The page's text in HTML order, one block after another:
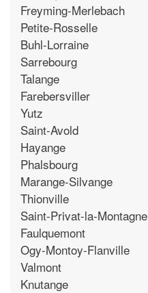
Freyming-Merlebach
Petite-Rosselle
Buhl-Lorraine
Sarrebourg
Talange
Farebersviller
Yutz
Saint-Avold
Hayange
Phalsbourg
Marange-Silvange
Thionville
Saint-Privat-la-Montagne
Faulquemont
Ogy-Montoy-Flanville
Valmont
Knutange